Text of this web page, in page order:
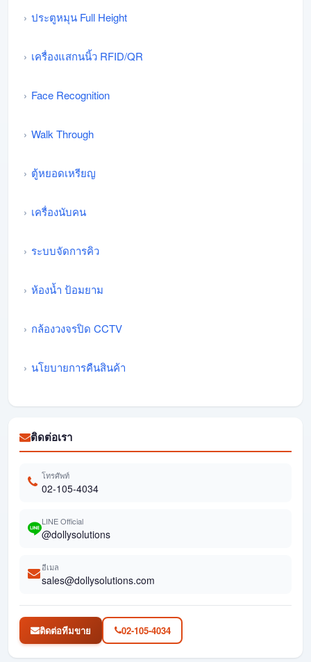
ประตูหมุน Full Height
เครื่องแสกนนิ้ว RFID/QR
Face Recognition
Walk Through
ตู้หยอดเหรียญ
เครื่องนับคน
ระบบจัดการคิว
ห้องน้ำ ป้อมยาม
กล้องวงจรปิด CCTV
นโยบายการคืนสินค้า
ติดต่อเรา
โทรศัพท์
02-105-4034
LINE Official
@dollysolutions
อีเมล
sales@dollysolutions.com
ติดต่อทีมขาย 02-105-4034